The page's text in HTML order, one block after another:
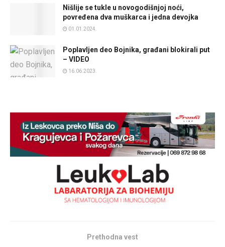
Nišlije se tukle u novogodišnjoj noći,
povređena dva muškarca i jedna devojka
01.01.2024.
Poplavljen deo Bojnika, građani blokirali put
– VIDEO
16.06.2023.
Prethodna vest